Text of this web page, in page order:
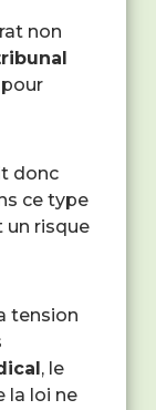
non
pour
donc
ce type
un risque
tension
, le
la loi ne